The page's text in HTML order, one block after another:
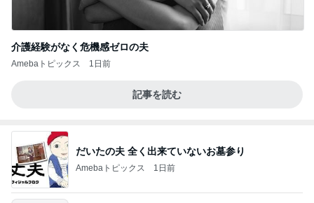
介護経験がなく危機感ゼロの夫
Amebaトピックス 1日前
記事を読む
だいたの夫 全く出来ていないお墓参り
Amebaトピックス 1日前